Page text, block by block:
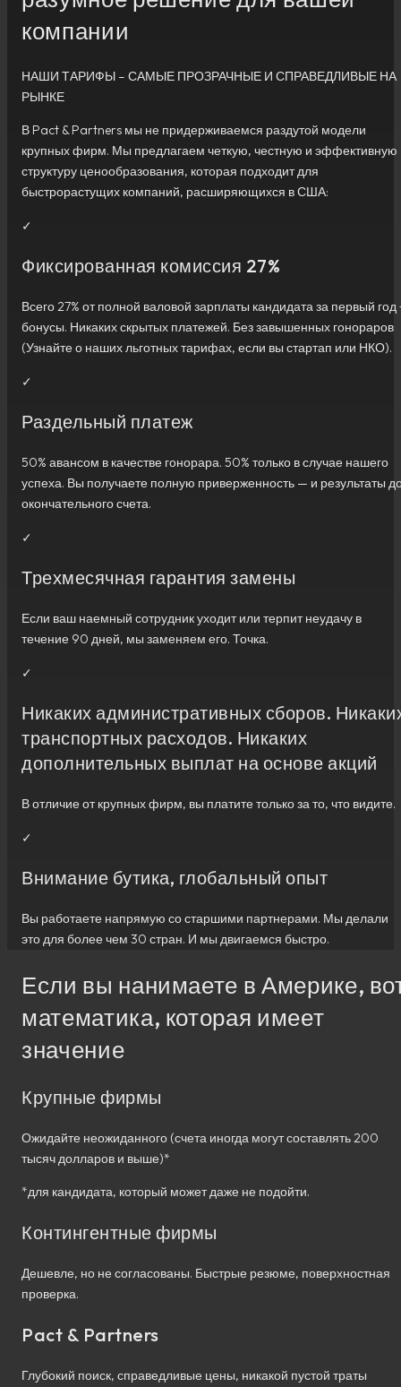
компании
НАШИ ТАРИФЫ – САМЫЕ ПРОЗРАЧНЫЕ И СПРАВЕДЛИВЫЕ НА
РЫНКЕ
В Pact & Partners мы не придерживаемся раздутой модели
крупных фирм. Мы предлагаем четкую, честную и эффективную
структуру ценообразования, которая подходит для
быстрорастущих компаний, расширяющихся в США:
✓
Фиксированная комиссия 27%
Всего 27% от полной валовой зарплаты кандидата за первый год
бонусы. Никаких скрытых платежей. Без завышенных гонораров
(Узнайте о наших льготных тарифах, если вы стартап или НКО).
✓
Раздельный платеж
50% авансом в качестве гонорара. 50% только в случае нашего
успеха. Вы получаете полную приверженность — и результаты
окончательного счета.
✓
Трехмесячная гарантия замены
Если ваш наемный сотрудник уходит или терпит неудачу в
течение 90 дней, мы заменяем его. Точка.
✓
Никаких административных сборов.
транспортных расходов. Никаких
дополнительных выплат на основе акций
В отличие от крупных фирм, вы платите только за то, что видите.
✓
Внимание бутика, глобальный опыт
Вы работаете напрямую со старшими партнерами. Мы делали
это для более чем 30 стран. И мы двигаемся быстро.
Если вы нанимаете в Америке,
математика, которая имеет
значение
Крупные фирмы
Ожидайте неожиданного (счета иногда могут составлять 200
тысяч долларов и выше)*
*для кандидата, который может даже не подойти.
Контингентные фирмы
Дешевле, но не согласованы. Быстрые резюме, поверхностная
проверка.
Pact & Partners
Глубокий поиск, справедливые цены, никакой пустой траты